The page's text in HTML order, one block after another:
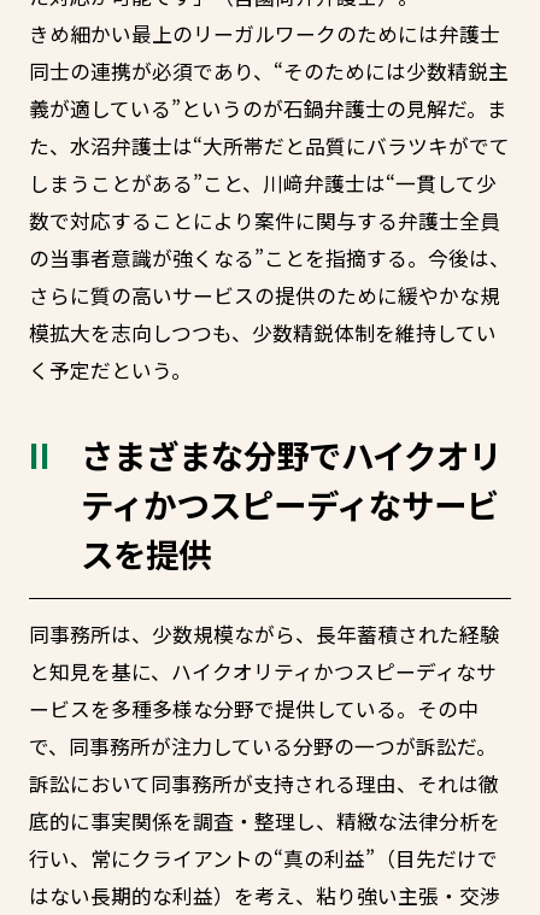
きめ細かい最上のリーガルワークのためには弁護士
同士の連携が必須であり、“そのためには少数精鋭主
義が適している”というのが石鍋弁護士の見解だ。ま
た、水沼弁護士は“大所帯だと品質にバラツキがでて
しまうことがある”こと、川﨑弁護士は“一貫して少
数で対応することにより案件に関与する弁護士全員
の当事者意識が強くなる”ことを指摘する。今後は、
さらに質の高いサービスの提供のために緩やかな規
模拡大を志向しつつも、少数精鋭体制を維持してい
く予定だという。
さまざまな分野でハイクオリ
ティかつスピーディなサービ
スを提供
同事務所は、少数規模ながら、長年蓄積された経験
と知見を基に、ハイクオリティかつスピーディなサ
ービスを多種多様な分野で提供している。その中
で、同事務所が注力している分野の一つが訴訟だ。
訴訟において同事務所が支持される理由、それは徹
底的に事実関係を調査・整理し、精緻な法律分析を
行い、常にクライアントの“真の利益”（目先だけで
はない長期的な利益）を考え、粘り強い主張・交渉